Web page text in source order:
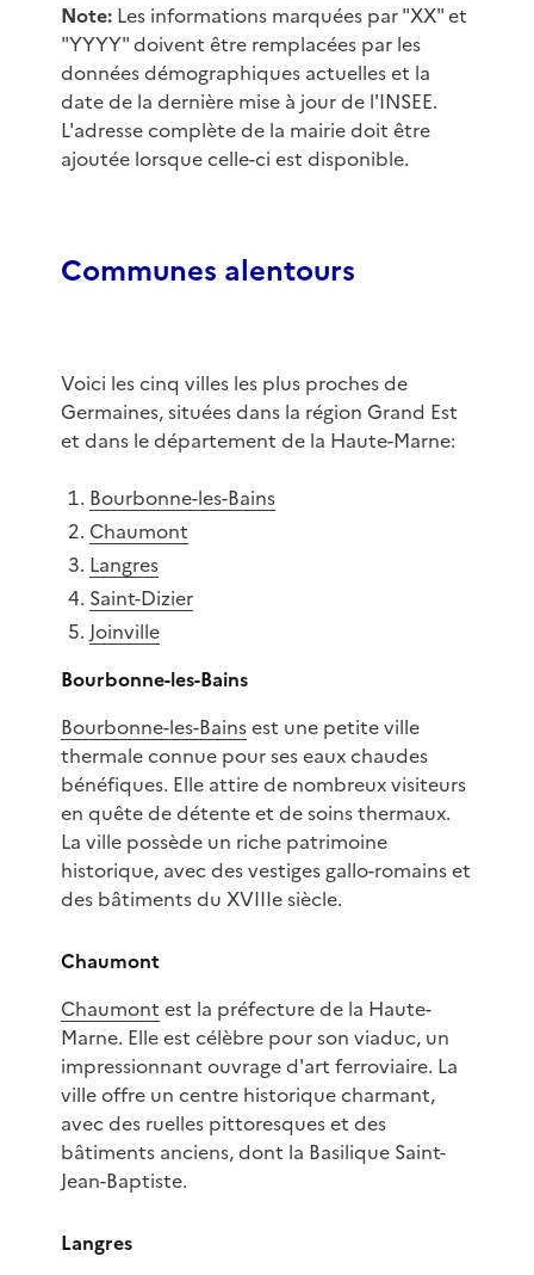
Note:Les informations marquées par "XX" et
"YYYY" doivent être remplacées par les
données démographiques actuelles et la
date de la dernière mise à jour de l'INSEE.
L'adresse complète de la mairie doit être
ajoutée lorsque celle-ci est disponible.
Communes alentours
Voici les cinq villes les plus proches de
Germaines, situées dans la région Grand Est
et dans le département de la Haute-Marne:
Bourbonne-les-Bains
Chaumont
Langres
Saint-Dizier
Joinville
Bourbonne-les-Bains
Bourbonne-les-Bainsest une petite ville
thermale connue pour ses eaux chaudes
bénéfiques. Elle attire de nombreux visiteurs
en quête de détente et de soins thermaux.
La ville possède un riche patrimoine
historique, avec des vestiges gallo-romains et
des bâtiments du XVIIIe siècle.
Chaumont
Chaumont est la préfecture de la Haute-
Marne. Elle est célèbre pour son viaduc, un
impressionnant ouvrage d'art ferroviaire. La
ville offre un centre historique charmant,
avec des ruelles pittoresques et des
bâtiments anciens, dont la Basilique Saint-
Jean-Baptiste.
Langres